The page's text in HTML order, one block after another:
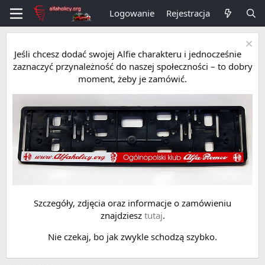
Logowanie Rejestracja
Jeśli chcesz dodać swojej Alfie charakteru i jednocześnie
zaznaczyć przynależność do naszej społeczności – to dobry
moment, żeby je zamówić.
Szczegóły, zdjęcia oraz informacje o zamówieniu
znajdziesz tutaj.
Nie czekaj, bo jak zwykle schodzą szybko.